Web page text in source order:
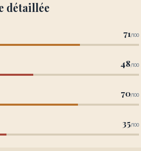
détaillée
71/100
48/100
70/100
35/100